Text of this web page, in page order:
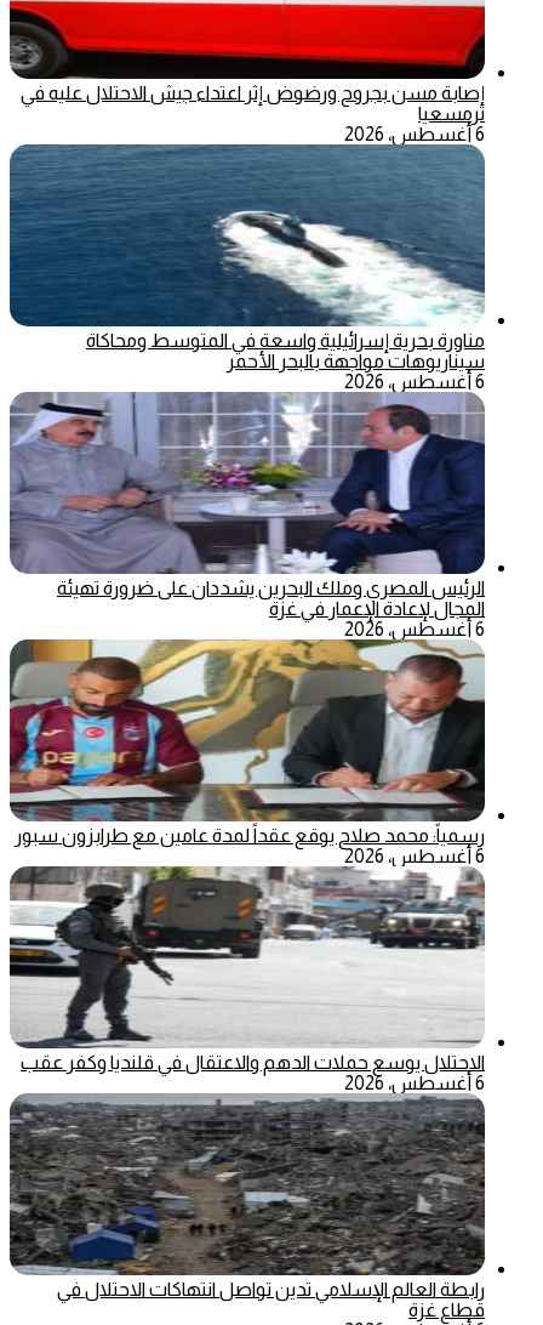
إصابة مسن بجروح ورضوض إثر اعتداء جيش الاحتلال عليه في
ترمسعيا
6 أغسطس، 2026
مناورة بحرية إسرائيلية واسعة في المتوسط ومحاكاة
سيناريوهات مواجهة بالبحر الأحمر
6 أغسطس، 2026
الرئيس المصري وملك البحرين يشددان على ضرورة تهيئة
المجال لإعادة الإعمار في غزة
6 أغسطس، 2026
رسمياً: محمد صلاح يوقع عقداً لمدة عامين مع طرابزون سبور
6 أغسطس، 2026
الاحتلال يوسع حملات الدهم والاعتقال في قلنديا وكفر عقب
6 أغسطس، 2026
رابطة العالم الإسلامي تدين تواصل انتهاكات الاحتلال في
قطاع غزة